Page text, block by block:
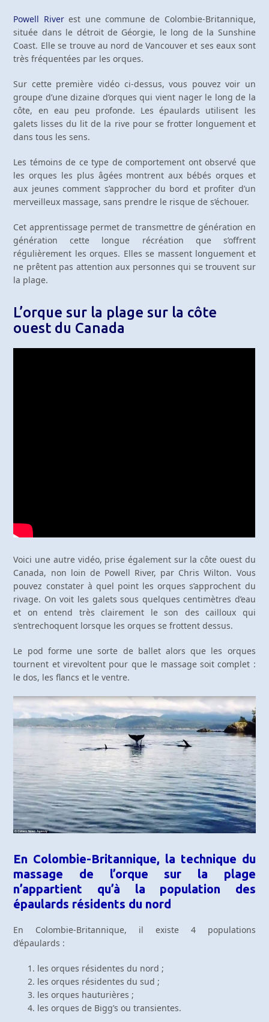
Powell Riverest une commune de Colombie-Britannique,
située dans le détroit de Géorgie, le long de la Sunshine
Coast. Elle se trouve au nord de Vancouver et ses eaux sont
très fréquentées par les orques.
Sur cette première vidéo ci-dessus, vous pouvez voir un
groupe d’une dizaine d’orques qui vient nager le long de la
côte, en eau peu profonde. Les épaulards utilisent les
galets lisses du lit de la rive pour se frotter longuement et
dans tous les sens.
Les témoins de ce type de comportement ont observé que
les orques les plus âgées montrent aux bébés orques et
aux jeunes comment s’approcher du bord et profiter d’un
merveilleux massage, sans prendre le risque de s’échouer.
Cet apprentissage permet de transmettre de génération en
génération cette longue récréation que s’offrent
régulièrement les orques. Elles se massent longuement et
ne prêtent pas attention aux personnes qui se trouvent sur
la plage.
L’orque sur la plage sur la côte
ouest du Canada
Voici une autre vidéo, prise également sur la côte ouest du
Canada, non loin de Powell River, par Chris Wilton. Vous
pouvez constater à quel point les orques s’approchent du
rivage. On voit les galets sous quelques centimètres d’eau
et on entend très clairement le son des cailloux qui
s’entrechoquent lorsque les orques se frottent dessus.
Le pod forme une sorte de ballet alors que les orques
tournent et virevoltent pour que le massage soit complet :
le dos, les flancs et le ventre.
En Colombie-Britannique, la technique du
massage de l’orque sur la plage
n’appartient qu’à la population des
épaulards résidents du nord
En Colombie-Britannique, il existe 4 populations
d’épaulards :
les orques résidentes du nord ;
les orques résidentes du sud ;
les orques hauturières ;
les orques de Bigg’s ou transientes.